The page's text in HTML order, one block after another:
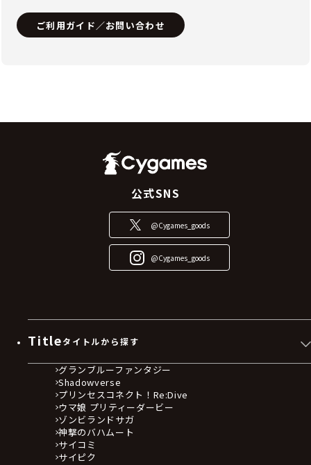
ご利用ガイド／お問い合わせ
公式SNS
@Cygames_goods
@Cygames_goods
Titleタイトルから探す
グランブルーファンタジー
Shadowverse
プリンセスコネクト！Re:Dive
ウマ娘 プリティーダービー
ゾンビランドサガ
神撃のバハムート
サイコミ
サイピク